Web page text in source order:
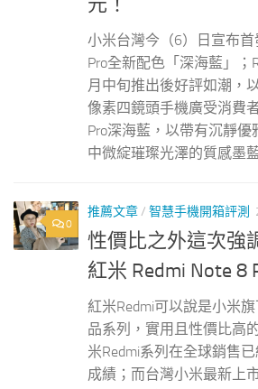
小米台灣今（6）日宣布首
Pro全新配色「深海藍」；
月中旬推出後好評如潮，
像素四鏡頭手機廣受消費
Pro深海藍，以帶有沉靜
中微綻璀璨光澤的質感墨
0
推薦文章/ 智慧手機開箱評測
性價比之外這次強
紅米 Redmi Note 8
紅米Redmi可以說是小米
品系列，實用且性價比高
米Redmi系列在全球銷售
成績；而台灣小米最新上